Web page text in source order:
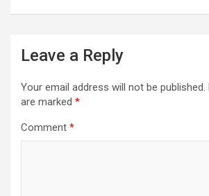
Leave a Reply
Your email address will not be published.
are marked *
Comment *